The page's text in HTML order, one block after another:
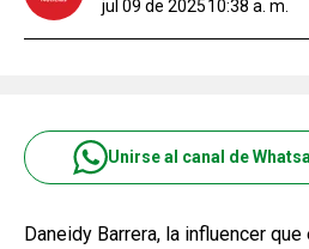
jul 09 de 202510:38 a. m.
Unirse al canal de
Daneidy Barrera, la influencer